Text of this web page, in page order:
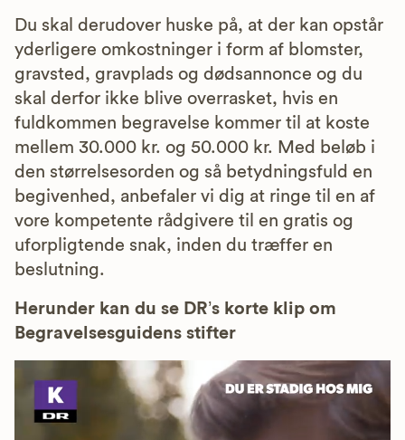
Du skal derudover huske på, at der kan opstår
yderligere omkostninger i form af blomster,
gravsted, gravplads og dødsannonce og du
skal derfor ikke blive overrasket, hvis en
fuldkommen begravelse kommer til at koste
mellem 30.000 kr. og 50.000 kr. Med beløb i
den størrelsesorden og så betydningsfuld en
begivenhed, anbefaler vi dig at ringe til en af
vore kompetente rådgivere til en gratis og
uforpligtende snak, inden du træffer en
beslutning.
Herunder kan du se DR’s korte klip om
Begravelsesguidens stifter